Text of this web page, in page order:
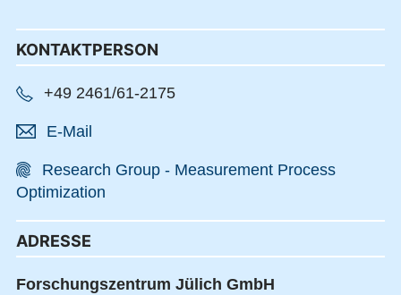
KONTAKTPERSON
+49 2461/61-2175
E-Mail
Research Group - Measurement Process
Optimization
ADRESSE
Forschungszentrum Jülich GmbH